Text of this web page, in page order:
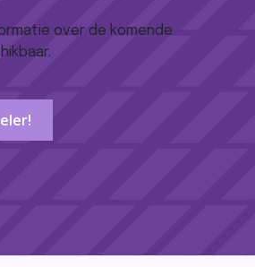
over de komende